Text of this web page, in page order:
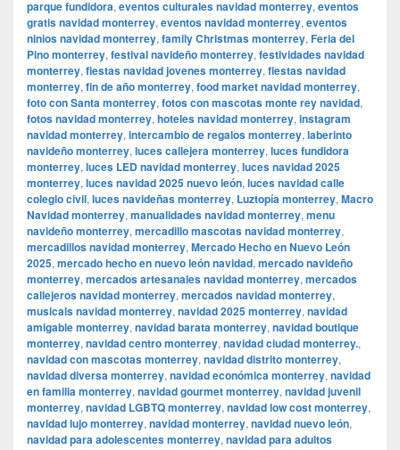
parque fundidora, eventos culturales navidad monterrey, eventos
gratis navidad monterrey, eventos navidad monterrey, eventos
ninios navidad monterrey, family Christmas monterrey, Feria del
Pino monterrey, festival navideño monterrey, festividades navidad
monterrey, fiestas navidad jovenes monterrey, fiestas navidad
monterrey, fin de año monterrey, food market navidad monterrey,
foto con Santa monterrey, fotos con mascotas monte rey navidad,
fotos navidad monterrey, hoteles navidad monterrey, instagram
navidad monterrey, intercambio de regalos monterrey, laberinto
navideño monterrey, luces callejera monterrey, luces fundidora
monterrey, luces LED navidad monterrey, luces navidad 2025
monterrey, luces navidad 2025 nuevo león, luces navidad calle
colegio civil, luces navideñas monterrey, Luztopía monterrey, Macro
Navidad monterrey, manualidades navidad monterrey, menu
navideño monterrey, mercadillo mascotas navidad monterrey,
mercadillos navidad monterrey, Mercado Hecho en Nuevo León
2025, mercado hecho en nuevo león navidad, mercado navideño
monterrey, mercados artesanales navidad monterrey, mercados
callejeros navidad monterrey, mercados navidad monterrey,
musicals navidad monterrey, navidad 2025 monterrey, navidad
amigable monterrey, navidad barata monterrey, navidad boutique
monterrey, navidad centro monterrey, navidad ciudad monterrey.,
navidad con mascotas monterrey, navidad distrito monterrey,
navidad diversa monterrey, navidad económica monterrey, navidad
en familia monterrey, navidad gourmet monterrey, navidad juvenil
monterrey, navidad LGBTQ monterrey, navidad low cost monterrey,
navidad lujo monterrey, navidad monterrey, navidad nuevo león,
navidad para adolescentes monterrey, navidad para adultos